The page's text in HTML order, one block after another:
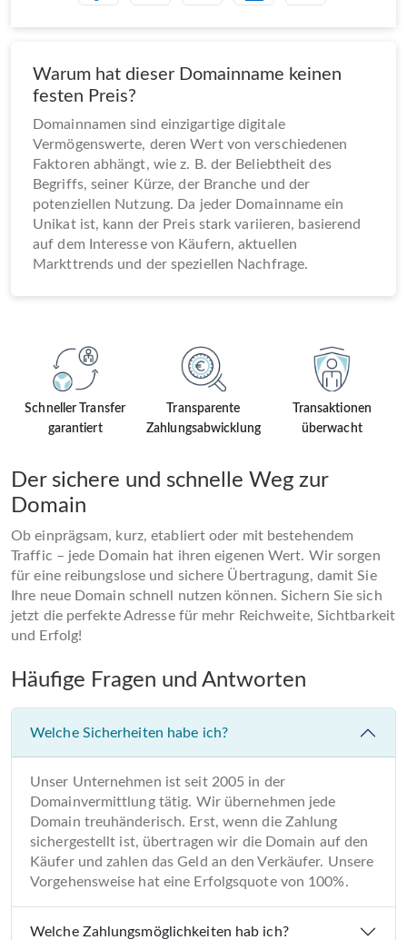
Schneller Transfer
garantiert
Transparente
Zahlungsabwicklung
Transaktionen
überwacht
Der sichere und schnelle Weg zur
Domain
Ob einprägsam, kurz, etabliert oder mit bestehendem
Traffic – jede Domain hat ihren eigenen Wert. Wir sorgen
für eine reibungslose und sichere Übertragung, damit Sie
Ihre neue Domain schnell nutzen können. Sichern Sie sich
jetzt die perfekte Adresse für mehr Reichweite, Sichtbarkeit
und Erfolg!
Warum hat dieser Domainname keinen
festen Preis?
Domainnamen sind einzigartige digitale
Vermögenswerte, deren Wert von verschiedenen
Faktoren abhängt, wie z. B. der Beliebtheit des
Begriffs, seiner Kürze, der Branche und der
potenziellen Nutzung. Da jeder Domainname ein
Unikat ist, kann der Preis stark variieren, basierend
auf dem Interesse von Käufern, aktuellen
Markttrends und der speziellen Nachfrage.
Häufige Fragen und Antworten
Welche Sicherheiten habe ich?
Unser Unternehmen ist seit 2005 in der
Domainvermittlung tätig. Wir übernehmen jede
Domain treuhänderisch. Erst, wenn die Zahlung
sichergestellt ist, übertragen wir die Domain auf den
Käufer und zahlen das Geld an den Verkäufer. Unsere
Vorgehensweise hat eine Erfolgsquote von 100%.
Welche Zahlungsmöglichkeiten hab ich?